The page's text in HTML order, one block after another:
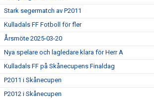
Stark segermatch av P2011
Kulladals FF Fotboll för fler
Årsmöte 2025-03-20
Nya spelare och lagledare klara för Herr A
Kulladals FF på Skånecupens Finaldag
P2011 i Skånecupen
P2012 i Skånecupen